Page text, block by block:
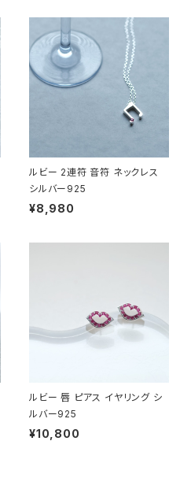
ルビー 2連符 音符 ネックレス
シルバー925
¥8,980
ルビー 唇 ピアス イヤリング シ
ルバー925
¥10,800